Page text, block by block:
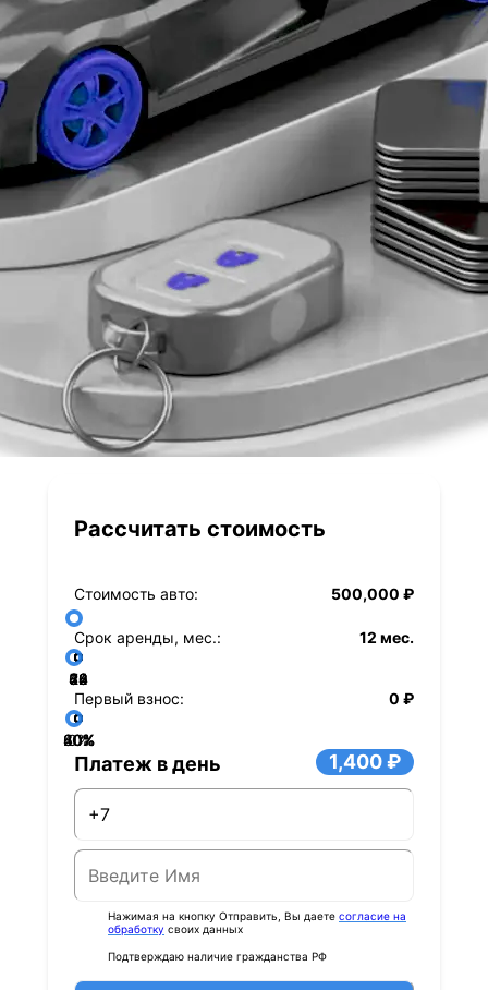
Рассчитать стоимость
Стоимость авто: 500,000 ₽
Срок аренды, мес.: 12 мес.
12
24
36
48
60
72
84
Первый взнос:
0 ₽
0%
20%
40%
60%
80%
Платеж в день 1,400 ₽
Нажимая на кнопку Отправить, Вы даете согласие на
обработку своих данных
Подтверждаю наличие гражданства РФ